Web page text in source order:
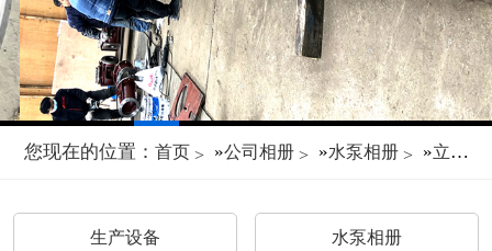
您现在的位置： 首页 »公司相册 »水泵相册 »立式长轴泵
生产设备 水泵相册